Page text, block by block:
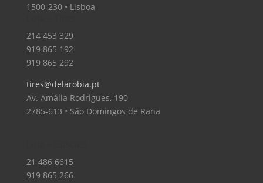
1500-230 • Lisboa
214 453 329
919 865 192
919 865 292
tires@delarobia.pt
Av. Amália Rodrigues, 190
2785-613 • São Domingos de Rana
21 486 6615
919 865 266